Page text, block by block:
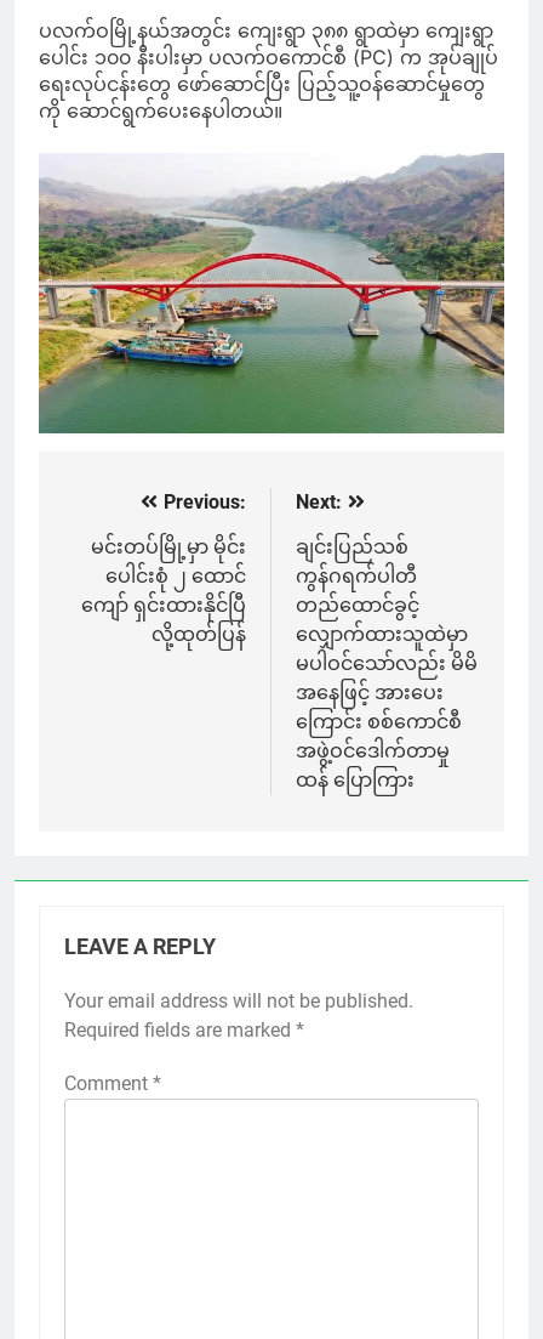
ပလက်ဝမြို့နယ်အတွင်း ကျေးရွာ ၃၈၈ ရွာထဲမှာ ကျေးရွာ
ပေါင်း ၁၀၀ နီးပါးမှာ ပလက်ဝကောင်စီ (PC) က အုပ်ချုပ်
ရေးလုပ်ငန်းတွေ ဖော်ဆောင်ပြီး ပြည့်သူ့ဝန်ဆောင်မှုတွေ
ကို ဆောင်ရွက်ပေးနေပါတယ်။
navigation
Previous:
မင်းတပ်မြို့မှာ မိုင်း
ပေါင်းစုံ ၂ ထောင်
ကျော် ရှင်းထားနိုင်ပြီ
လို့ထုတ်ပြန်
Next:
ချင်းပြည်သစ်
ကွန်ဂရက်ပါတီ
တည်ထောင်ခွင့်
လျှောက်ထားသူထဲမှာ
မပါဝင်သော်လည်း မိမိ
အနေဖြင့် အားပေး
ကြောင်း စစ်ကောင်စီ
အဖွဲ့ဝင်ဒေါက်တာမှု
ထန် ပြောကြား
LEAVE A REPLY
Your email address will not be published.
Required fields are marked *
Comment *